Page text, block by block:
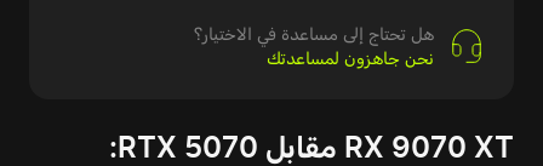
هل تحتاج إلى مساعدة في الاختيار؟
نحن جاهزون لمساعدتك
RX 9070 XT مقابل RTX 5070: